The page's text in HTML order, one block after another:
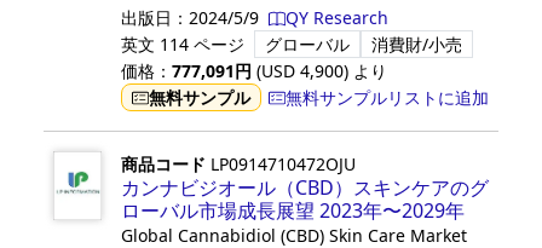
出版日： 2024/5/9
QY Research
英文 114 ページ グローバル
消費財/小売
価格： 777,091円 (USD 4,900) より
無料サンプル
無料サンプルリストに追加
商品コード LP0914710472OJU
カンナビジオール（CBD）スキンケアのグ
ローバル市場成長展望 2023年〜2029年
Global Cannabidiol (CBD) Skin Care Market